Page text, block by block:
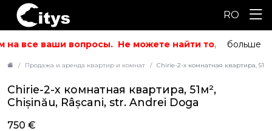
RO
все ваши вопросы. Не можете найти то, чтобольше
Продажа и аренда квартир и комнат Chirie-2-х комнатная квартира,
Chirie-2-х комнатная квартира, 51м²,
Chișinău, Râșcani, str. Andrei Doga
750 €